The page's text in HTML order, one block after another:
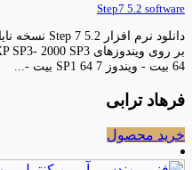
Step7 5.2 software
64 بیت - ویندوز 7 SP1 64 بیت -...
فرهاد ترابی
خرید محصول